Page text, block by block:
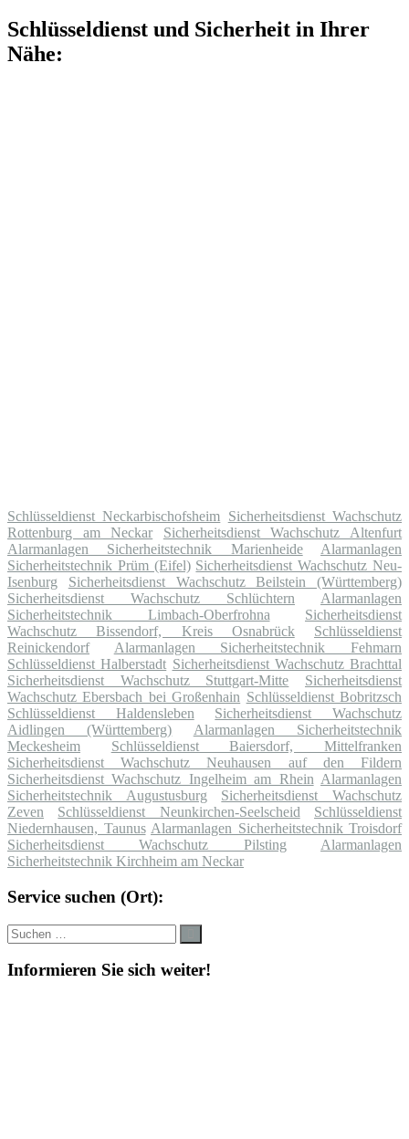
Schlüsseldienst und Sicherheit in Ihrer
Nähe:
Schlüsseldienst Neckarbischofsheim Sicherheitsdienst Wachschutz
Rottenburg am Neckar
Sicherheitsdienst Wachschutz Altenfurt
Alarmanlagen Sicherheitstechnik Marienheide
Alarmanlagen
Sicherheitstechnik Prüm (Eifel) Sicherheitsdienst Wachschutz Neu-
Isenburg
Sicherheitsdienst Wachschutz Beilstein (Württemberg)
Sicherheitsdienst Wachschutz Schlüchtern
Alarmanlagen
Sicherheitstechnik Limbach-Oberfrohna
Sicherheitsdienst
Wachschutz Bissendorf, Kreis Osnabrück
Schlüsseldienst
Reinickendorf
Alarmanlagen Sicherheitstechnik Fehmarn
Schlüsseldienst Halberstadt Sicherheitsdienst Wachschutz Brachttal
Sicherheitsdienst Wachschutz Stuttgart-Mitte
Sicherheitsdienst
Wachschutz Ebersbach bei Großenhain Schlüsseldienst Bobritzsch
Schlüsseldienst Haldensleben
Sicherheitsdienst Wachschutz
Aidlingen (Württemberg)
Alarmanlagen Sicherheitstechnik
Meckesheim
Schlüsseldienst Baiersdorf, Mittelfranken
Sicherheitsdienst Wachschutz Neuhausen auf den Fildern
Sicherheitsdienst Wachschutz Ingelheim am Rhein Alarmanlagen
Sicherheitstechnik Augustusburg
Sicherheitsdienst Wachschutz
Zeven
Schlüsseldienst Neunkirchen-Seelscheid
Schlüsseldienst
Niedernhausen, Taunus Alarmanlagen Sicherheitstechnik Troisdorf
Sicherheitsdienst Wachschutz Pilsting
Alarmanlagen
Sicherheitstechnik Kirchheim am Neckar
Service suchen (Ort):
Suche
nach:
Informieren Sie sich weiter!